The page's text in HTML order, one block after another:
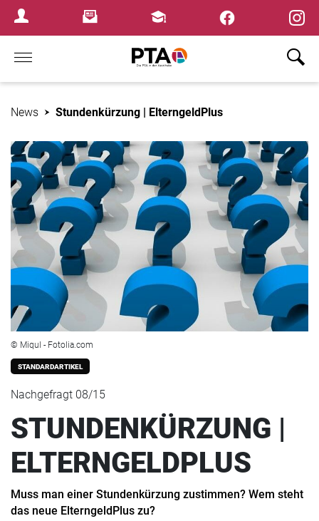
Login MenuNewsletterFortbildungen
Home
News Stundenkürzung | ElterngeldPlus
© Miqul - Fotolia.com
STANDARDARTIKEL
Nachgefragt 08/15
STUNDENKÜRZUNG |
ELTERNGELDPLUS
Muss man einer Stundenkürzung zustimmen? Wem steht
das neue ElterngeldPlus zu?
×